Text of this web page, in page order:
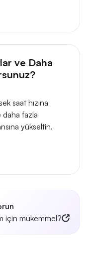
ve Daha
saat hızına
fazla
yükseltin.
için mükemmel?